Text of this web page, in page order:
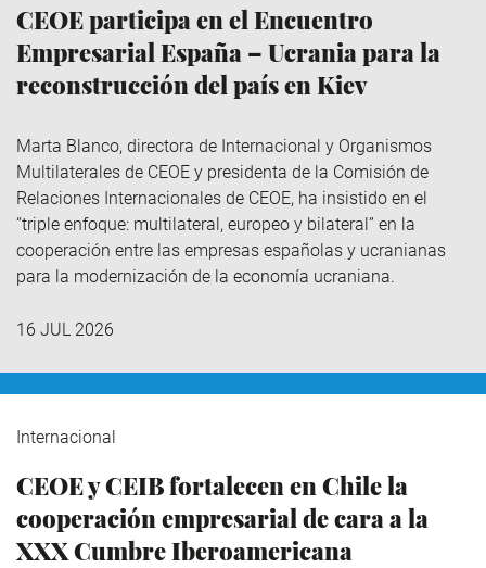
CEOE participa en el Encuentro
Empresarial España – Ucrania para la
reconstrucción del país en Kiev
Marta Blanco, directora de Internacional y Organismos
Multilaterales de CEOE y presidenta de la Comisión de
Relaciones Internacionales de CEOE, ha insistido en el
“triple enfoque: multilateral, europeo y bilateral” en la
cooperación entre las empresas españolas y ucranianas
para la modernización de la economía ucraniana.
16 JUL 2026
Internacional
CEOE y CEIB fortalecen en Chile la
cooperación empresarial de cara a la
XXX Cumbre Iberoamericana